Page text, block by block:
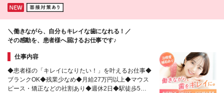
＼働きながら、自分もキレイな歯になれる！／
その感動を、患者様へ届けるお仕事です♪
仕事内容
◆患者様の「キレイになりたい！」を叶えるお仕事◆
ブランクOK◆残業少なめ◆月給27万円以上◆マウス
ピース・矯正などの社割あり◆週休2日◆駅徒歩5分